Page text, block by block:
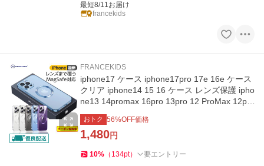
最短8/11お届け
francekids
FRANCEKIDS
iphone17 ケース iphone17pro 17e 16e ケース
クリア iphone14 15 16 ケース レンズ保護 ipho
ne13 14promax 16pro 13pro 12 ProMax 12pro
12 ケース magsafe対応
おトク 56%OFF価格
1,480円
10% （ 134pt） 要エントリー